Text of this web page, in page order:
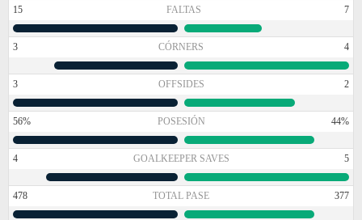
15 FALTAS 7
3 CÓRNERS 4
3 OFFSIDES 2
56% POSESIÓN 44%
4 GOALKEEPER SAVES 5
478 TOTAL PASE 377